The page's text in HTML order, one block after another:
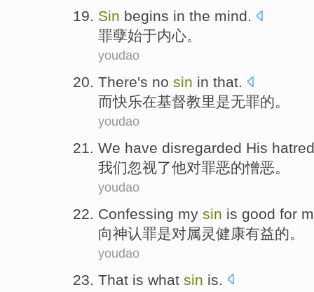
Sin begins in the mind.
罪孽始于内心。
youdao
There's no sin in that.
而快乐在基督教里是无罪的。
youdao
We have disregarded His hatred
我们忽视了他对罪恶的憎恶。
youdao
Confessing my sin is good for
向神认罪是对属灵健康有益的。
youdao
That is what sin is